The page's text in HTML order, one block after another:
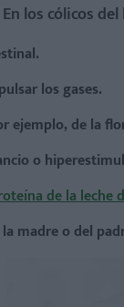
En los cólicos
los gases.
ejemplo, de la
o
de la leche
madre o del